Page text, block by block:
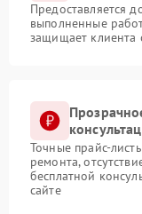
Предоставляется
выполненные
защищает клиента
Точные прайс-
ремонта,
бесплатной
сайте